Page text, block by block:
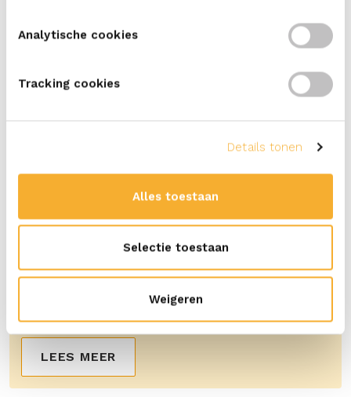
Analytische cookies
Tracking cookies
Details tonen
Alles toestaan
Selectie toestaan
Weigeren
Heb je een vraag, compliment of klacht over
ERU of één van onze producten?
LEES MEER